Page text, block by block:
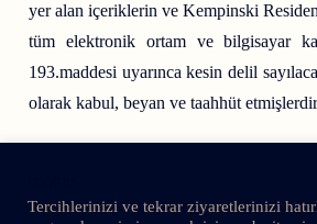
yer alan içeriklerin ve Kempinski
tüm elektronik ortam ve bilgisayar
193.maddesi uyarınca kesin delil
olarak kabul, beyan ve taahhüt
Tercihlerinizi ve tekrar ziyaretlerinizi